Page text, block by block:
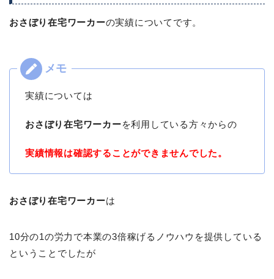
おさぼり在宅ワーカーの実績についてです。
実績については
おさぼり在宅ワーカーを利用している方々からの
実績情報は確認することができませんでした。
おさぼり在宅ワーカーは
10分の1の労力で本業の3倍稼げるノウハウを提供している
ということでしたが